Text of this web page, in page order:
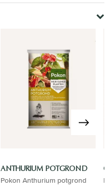
ANTHURIUM POTGROND
Pokon Anthurium potgrond